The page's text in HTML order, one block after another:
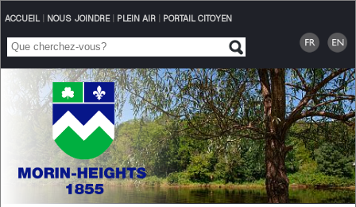
ACCUEIL| NOUS JOINDRE| PLEIN AIR| PORTAIL CITOYEN